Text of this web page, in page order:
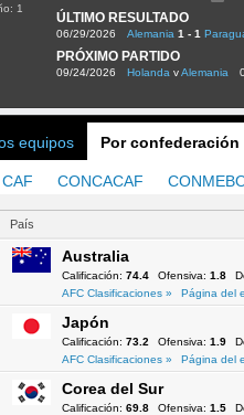
ÚLTIMO RESULTADO
06/29/2026 Alemania 1 - 1
PRÓXIMO PARTIDO
09/24/2026 Holanda vAlemania
1
equipos Por confederación
CAF CONCACAF
País
Australia
Calificación: 74.4 Ofensiva: 1.8
AFC Clasificaciones »
Página del
Japón
Calificación: 73.2 Ofensiva: 1.9
AFC Clasificaciones »
Página del
Corea del Sur
Calificación: 69.8 Ofensiva: 1.5